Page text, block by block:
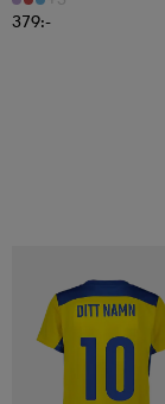
379:-